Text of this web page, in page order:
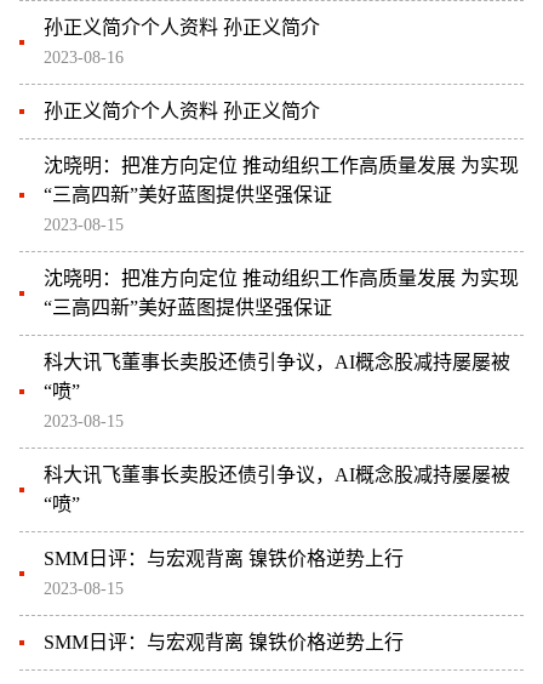
孙正义简介个人资料 孙正义简介
2023-08-16
孙正义简介个人资料 孙正义简介
沈晓明：把准方向定位 推动组织工作高质量发展 为实现
“三高四新”美好蓝图提供坚强保证
2023-08-15
沈晓明：把准方向定位 推动组织工作高质量发展 为实现
“三高四新”美好蓝图提供坚强保证
科大讯飞董事长卖股还债引争议，AI概念股减持屡屡被
“喷”
2023-08-15
科大讯飞董事长卖股还债引争议，AI概念股减持屡屡被
“喷”
SMM日评：与宏观背离 镍铁价格逆势上行
2023-08-15
SMM日评：与宏观背离 镍铁价格逆势上行